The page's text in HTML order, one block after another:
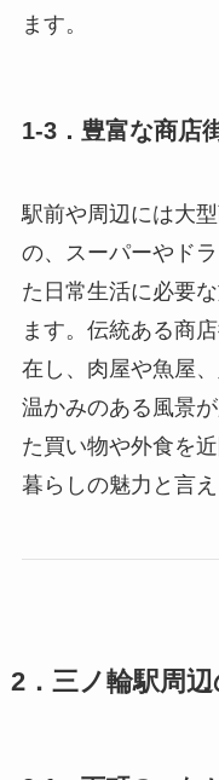
ます。
1-3．豊富な商店
駅前や周辺には大
の、スーパーやド
た日常生活に必要
ます。伝統ある商
在し、肉屋や魚屋
温かみのある風景
た買い物や外食を
暮らしの魅力と言え
2．三ノ輪駅周